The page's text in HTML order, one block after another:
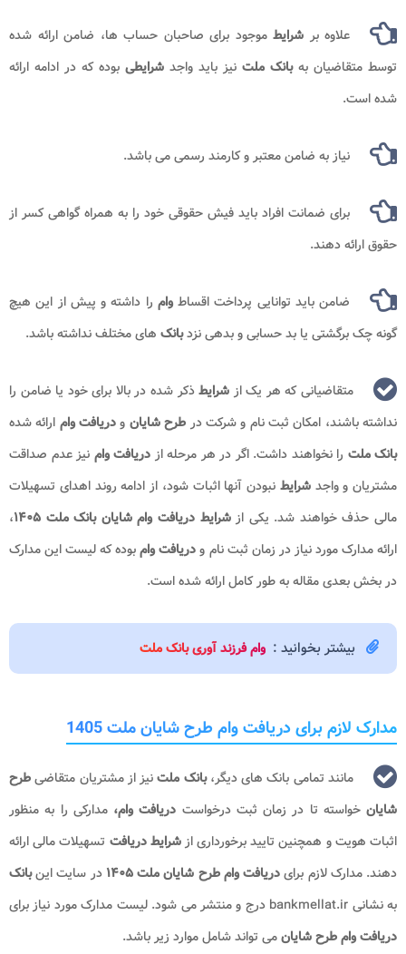
علاوه بر شرایطموجود برای صاحبان حساب ها، ضامن ارائه شده
توسط متقاضیان به بانک ملت نیز باید واجد شرایطی بوده که در ادامه ارائه
شده است.
نیاز به ضامن معتبر و کارمند رسمی می باشد.
برای ضمانت افراد باید فیش حقوقی خود را به همراه گواهی کسر از
حقوق ارائه دهند.
ضامن باید توانایی پرداخت اقساطوام را داشته و پیش از این هیچ
گونه چک برگشتی یا بد حسابی و بدهی نزدبانک های مختلف نداشته باشد.
متقاضیانی که هر یک از شرایطذکر شده در بالا برای خود یا ضامن را
نداشته باشند، امکان ثبت نام و شرکت در طرح شایان ودریافت وام ارائه شده
بانک ملت را نخواهند داشت. اگر در هر مرحله از دریافت وام نیز عدم صداقت
مشتریان و واجدشرایط نبودن آنها اثبات شود، از ادامه روند اهدای تسهیلات
مالی حذف خواهند شد. یکی ازشرایط دریافت وام شایان بانک ملت ۱۴۰۵
،
ارائه مدارک مورد نیاز در زمان ثبت نام ودریافت وامبوده که لیست این مدارک
در بخش بعدی مقاله به طور کامل ارائه شده است.
بیشتر بخوانید : وام فرزند آوری بانک ملت
مدارک لازم برای دریافت وام طرح شایان ملت 1405
مانند تمامی بانک های دیگر،بانک ملتنیز از مشتریان متقاضیطرح
شایان خواسته تا در زمان ثبت درخواست دریافت وام، مدارکی را به منظور
اثبات هویت و همچنین تایید برخورداری ازشرایط دریافت تسهیلات مالی ارائه
دهند. مدارک لازم برایدریافت وامطرح شایان ملت ۱۴۰۵ در سایت اینبانک
به نشانی bankmellat.ir درج و منتشر می شود. لیست مدارک مورد نیاز برای
دریافت وام طرح شایانمی تواند شامل موارد زیر باشد.